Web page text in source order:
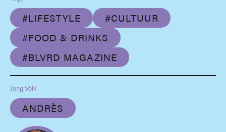
#LIFESTYLE
#CULTUUR
#FOOD & DRINKS
#BLVRD MAGAZINE
Jong Volk
ANDRÈS